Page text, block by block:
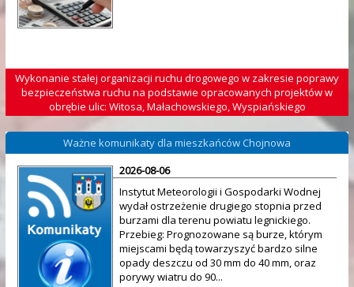
Wykonanie stałej organizacji ruchu drogowego w zakresie poprawy
bezpieczeństwa ruchu na podstawie opracowanych projektów w
obrębie ulic: Witosa, Małachowskiego, Wyspiańskiego
Ważne komunikaty dla mieszkańców Chojnowa
2026-08-06
Instytut Meteorologii i Gospodarki Wodnej
wydał ostrzeżenie drugiego stopnia przed
burzami dla terenu powiatu legnickiego.
Przebieg: Prognozowane są burze, którym
miejscami będą towarzyszyć bardzo silne
opady deszczu od 30 mm do 40 mm, oraz
porywy wiatru do 90...